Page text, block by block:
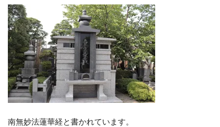
南無妙法蓮華経と書かれています。